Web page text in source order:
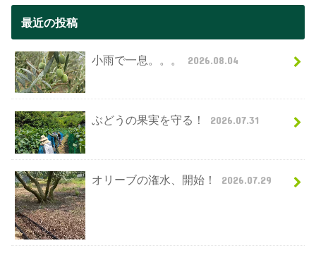
最近の投稿
小雨で一息。。。 2026.08.04
ぶどうの果実を守る！ 2026.07.31
オリーブの潅水、開始！ 2026.07.29